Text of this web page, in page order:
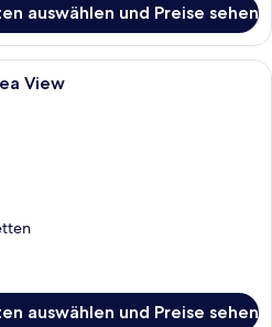
auswählen und Preise sehen
Ein Hotelzimmer mit einem Bett,
View
auswählen und Preise sehen